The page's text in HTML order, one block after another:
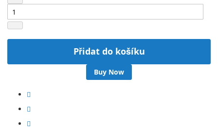
Přidat do košíku
Buy Now